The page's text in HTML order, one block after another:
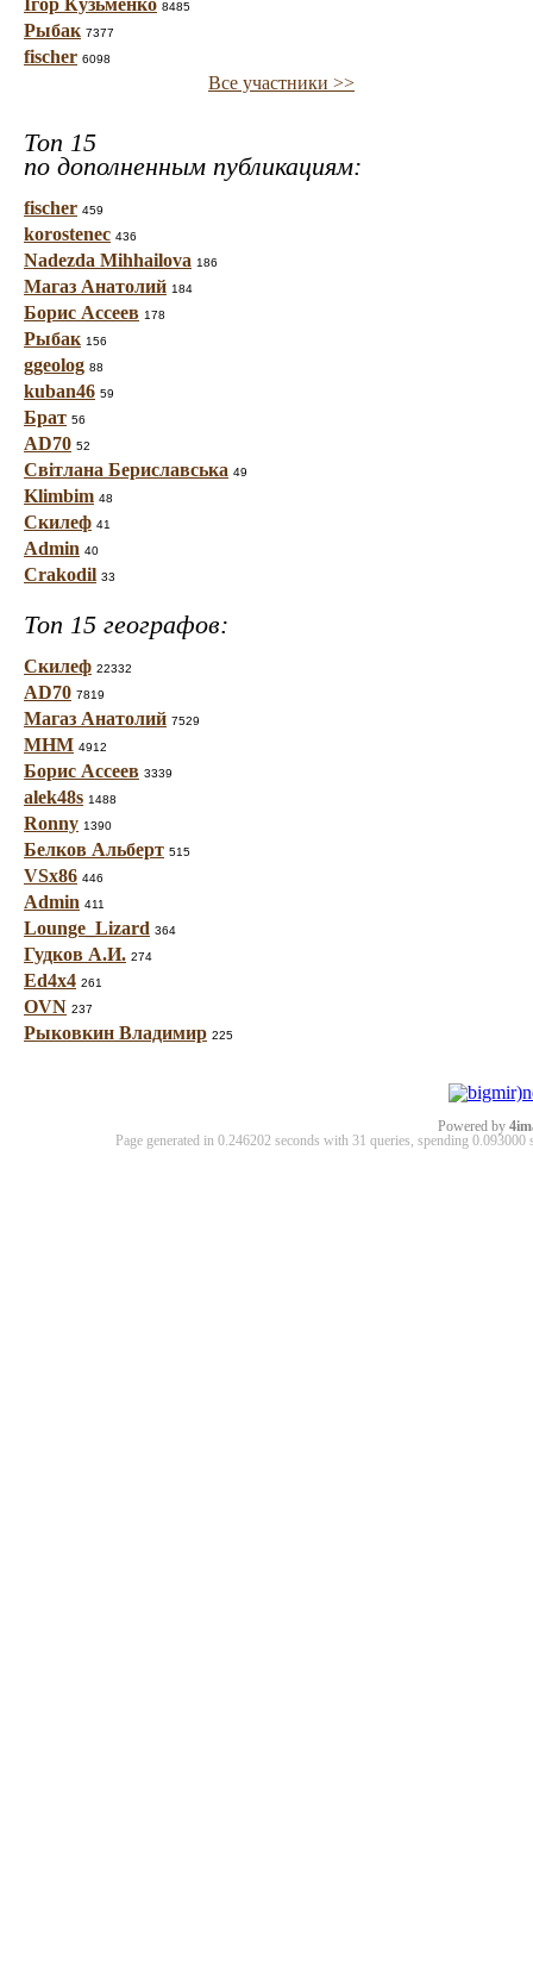
Ігор Кузьменко 8485
Рыбак 7377
fischer 6098
Все участники >>
Топ 15
по дополненным публикациям:
fischer 459
korostenec 436
Nadezda Mihhailova 186
Магаз Анатолий 184
Борис Ассеев 178
Рыбак 156
ggeolog 88
kuban46 59
Брат 56
AD70 52
Світлана Бериславська 49
Klimbim 48
Скилеф 41
Admin 40
Crakodil 33
Топ 15 географов:
Скилеф 22332
AD70 7819
Магаз Анатолий 7529
МНМ 4912
Борис Ассеев 3339
alek48s 1488
Ronny 1390
Белков Альберт 515
VSx86 446
Admin 411
Lounge_Lizard 364
Гудков А.И. 274
Ed4x4 261
OVN 237
Рыковкин Владимир 225
Powered by
Page generated in 0.246202 seconds with 31 queries, spending